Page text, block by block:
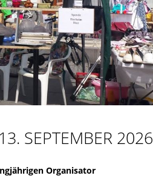
SEPTEMBER 2026
Organisator